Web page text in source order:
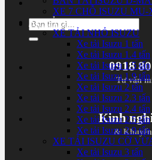
Tìm
kiếm:
0918
Tư vấn
Kinh
&
XE 7 CHỖ ISUZU MU-
XE TẢI ISUZU
XE TẢI NHỎ ISUZU
Xe tải Isuzu 1 tấn
Xe tải Isuzu 1.4 tấn
Xe tải Isuzu 1.5 tấn
Xe tải Isuzu 1.9 tấn
Xe tải Isuzu 2 tấn
Xe tải Isuzu 2.3 tấn
Xe tải Isuzu 2.4 tấn
Xe tải Isuzu 2.5 tấn
Xe tải Isuzu 2.9 tấn
XE TẢI ISUZU CỠ
Xe tải Isuzu 3 tấn